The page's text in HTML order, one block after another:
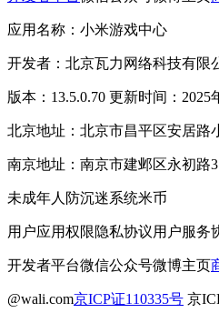
应用名称：小米游戏中心
开发者：北京瓦力网络科技有限
版本：13.5.0.70 更新时间：2025
北京地址：北京市昌平区安居路
南京地址：南京市建邺区永初路
未成年人防沉迷系统米币
用户应用权限隐私协议用户服务
开发者平台微信公众号微博主页
@wali.com京ICP证110335号 京